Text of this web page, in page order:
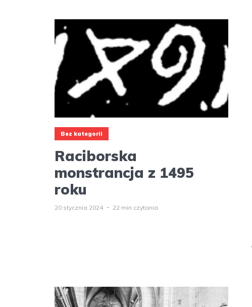
Bez kategorii
Raciborska
monstrancja z 1495
roku
20 stycznia 2024 22 min czytania